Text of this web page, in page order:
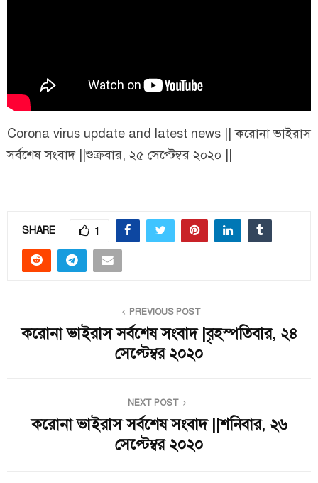
Corona virus update and latest news || করোনা ভাইরাস
সর্বশেষ সংবাদ ||শুক্রবার, ২৫ সেপ্টেম্বর ২০২০ ||
SHARE 1
PREVIOUS POST
করোনা ভাইরাস সর্বশেষ সংবাদ |বৃহস্পতিবার, ২৪
সেপ্টেম্বর ২০২০
NEXT POST
করোনা ভাইরাস সর্বশেষ সংবাদ ||শনিবার, ২৬
সেপ্টেম্বর ২০২০